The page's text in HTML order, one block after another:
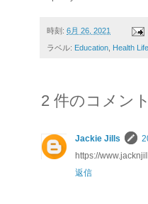
時刻: 6月 26, 2021
ラベル: Education Health
2 件のコメン
Jackie Jills
https://
返信